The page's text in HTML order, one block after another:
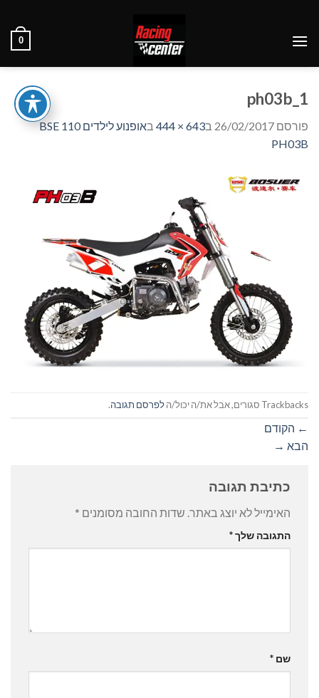
content
0
ph03b_1
פורסם 26/02/2017 ב643 × 444 ב
אופנוע לילדים BSE 110
PH03B
Trackbacks סגורים, אבל את/ה יכול/ה לפרסם תגובה.
← הקודם
הבא →
כתיבת תגובה
האימייל לא יוצג באתר. שדות החובה מסומנים *
התגובה שלך*
שם *